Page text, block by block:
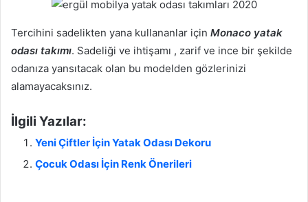
Tercihini sadelikten yana kullananlar için Monaco yatak
odası takımı. Sadeliği ve ihtişamı , zarif ve ince bir şekilde
odanıza yansıtacak olan bu modelden gözlerinizi
alamayacaksınız.
İlgili Yazılar:
Yeni Çiftler İçin Yatak Odası Dekoru
Çocuk Odası İçin Renk Önerileri